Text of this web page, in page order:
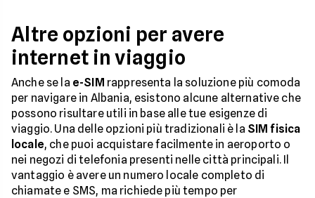
Altre opzioni per avere
internet in viaggio
Anche se la e-SIM rappresenta la soluzione più comoda
per navigare in Albania, esistono alcune alternative che
possono risultare utili in base alle tue esigenze di
viaggio. Una delle opzioni più tradizionali è la SIM fisica
locale, che puoi acquistare facilmente in aeroporto o
nei negozi di telefonia presenti nelle città principali. Il
vantaggio è avere un numero locale completo di
chiamate e SMS, ma richiede più tempo per